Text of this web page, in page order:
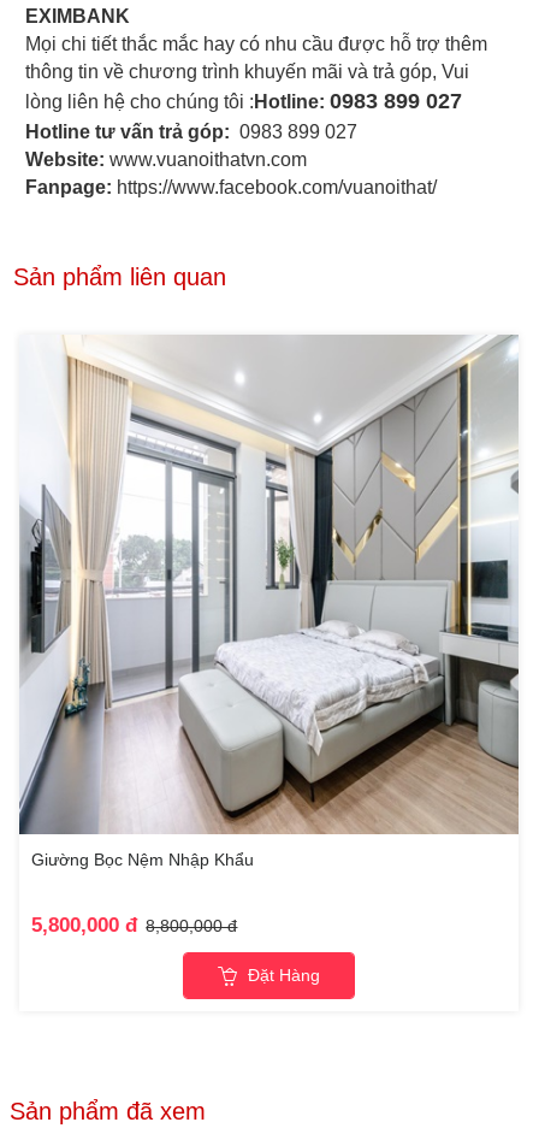
EXIMBANK
Mọi chi tiết thắc mắc hay có nhu cầu được hỗ trợ thêm
thông tin về chương trình khuyến mãi và trả góp, Vui
lòng liên hệ cho chúng tôi : Hotline: 0983 899 027
Hotline tư vấn trả góp: 0983 899 027
Website: www.vuanoithatvn.com
Fanpage: https://www.facebook.com/vuanoithat/
Sản phẩm liên quan
Giường Bọc Nệm Nhập Khẩu
5,800,000 đ 8,800,000 đ
Đặt Hàng
Sản phẩm đã xem